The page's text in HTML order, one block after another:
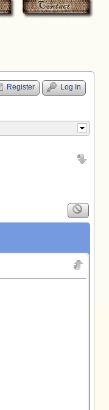
Log In
Register